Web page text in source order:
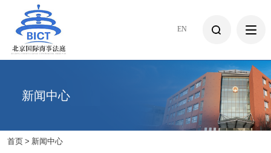
EN
新闻中心
首页 > 新闻中心